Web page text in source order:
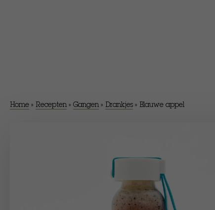
Home » Recepten » Gangen » Drankjes » Blauwe appel